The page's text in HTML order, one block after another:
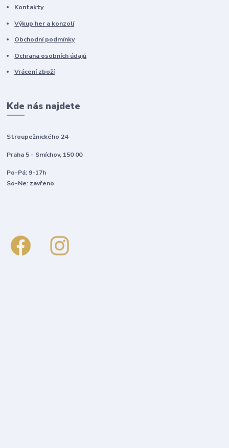
Kontakty
Výkup her a konzolí
Obchodní podmínky
Ochrana osobních údajů
Vrácení zboží
Kde nás najdete
Stroupežnického 24
Praha 5 - Smíchov, 150 00
Po-Pá: 9-17h
So-Ne: zavřeno